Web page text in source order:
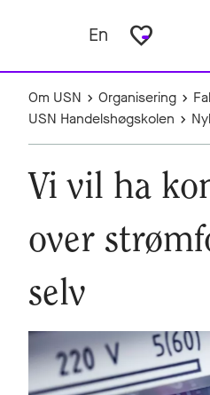
En favorite_border
Om USN Organisering
USN Handelshøgskolen
Vi vil ha
over
selv